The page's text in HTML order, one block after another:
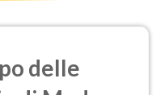
delle